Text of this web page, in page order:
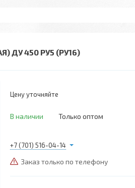
ДУ 450 РУ5 (РУ16)
Цену уточняйте
В наличии Только оптом
+7 (701) 516-04-14
Заказ только по телефону